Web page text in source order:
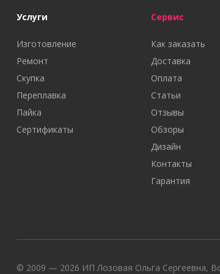
Услуги
Изготовление
Ремонт
Скупка
Переплавка
Пайка
Сертификаты
Сервис
Как заказать
Доставка
Оплата
Статьи
Отзывы
Обзоры
Дизайн
Контакты
Гарантия
© 2009 — 2026 ИП Лозовая Ольга Сергеевна,